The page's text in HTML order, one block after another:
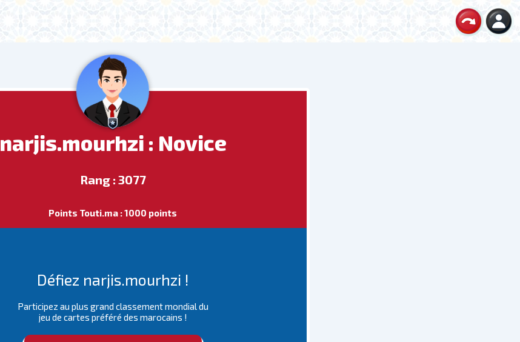
narjis.mourhzi : Novice
Rang : 3077
Points Touti.ma : 1000 points
Défiez narjis.mourhzi !
Participez au plus grand classement mondial du
jeu de cartes préféré des marocains !